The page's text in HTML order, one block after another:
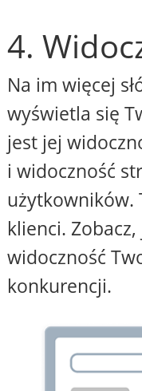
4.
Na im więcej
wyświetla się
jest jej
i widoczność
użytkowników.
klienci.
widoczność
konkurencji.